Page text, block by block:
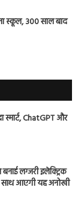
स्कूल, 300 साल बाद
स्मार्ट, ChatGPT और
लग्जरी इलेक्ट्रिक
साथ आएगी यह अनोखी